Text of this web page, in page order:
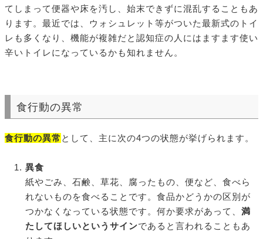
てしまって便器や床を汚し、始末できずに混乱することもあ
ります。最近では、ウォシュレット等がついた最新式のトイ
レも多くなり、機能が複雑だと認知症の人にはますます使い
辛いトイレになっているかも知れません。
食行動の異常
食行動の異常 として、主に次の4つの状態が挙げられます。
異食
紙やごみ、石鹸、草花、腐ったもの、便など、食べら
れないものを食べることです。食品かどうかの区別が
つかなくなっている状態です。何か要求があって、 満
たしてほしいというサインであると言われることもあ